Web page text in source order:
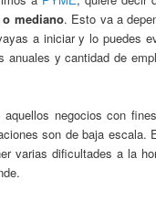
mediano. Esto va a
a iniciar y lo puedes
anuales y cantidad de
negocios con
son de baja escala.
varias dificultades a la